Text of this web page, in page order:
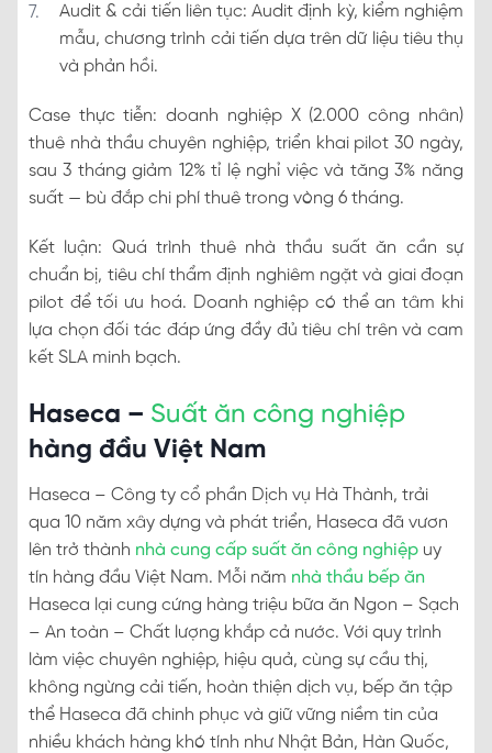
Audit & cải tiến liên tục: Audit định kỳ, kiểm nghiệm
mẫu, chương trình cải tiến dựa trên dữ liệu tiêu thụ
và phản hồi.
Case thực tiễn: doanh nghiệp X (2.000 công nhân)
thuê nhà thầu chuyên nghiệp, triển khai pilot 30 ngày,
sau 3 tháng giảm 12% tỉ lệ nghỉ việc và tăng 3% năng
suất — bù đắp chi phí thuê trong vòng 6 tháng.
Kết luận: Quá trình thuê nhà thầu suất ăn cần sự
chuẩn bị, tiêu chí thẩm định nghiêm ngặt và giai đoạn
pilot để tối ưu hoá. Doanh nghiệp có thể an tâm khi
lựa chọn đối tác đáp ứng đầy đủ tiêu chí trên và cam
kết SLA minh bạch.
Haseca – Suất ăn công nghiệp
hàng đầu Việt Nam
Haseca – Công ty cổ phần Dịch vụ Hà Thành, trải
qua 10 năm xây dựng và phát triển, Haseca đã vươn
lên trở thành nhà cung cấp suất ăn công nghiệp uy
tín hàng đầu Việt Nam. Mỗi năm nhà thầu bếp ăn
Haseca lại cung cứng hàng triệu bữa ăn Ngon – Sạch
– An toàn – Chất lượng khắp cả nước. Với quy trình
làm việc chuyên nghiệp, hiệu quả, cùng sự cầu thị,
không ngừng cải tiến, hoàn thiện dịch vụ, bếp ăn tập
thể Haseca đã chinh phục và giữ vững niềm tin của
nhiều khách hàng khó tính như Nhật Bản, Hàn Quốc,